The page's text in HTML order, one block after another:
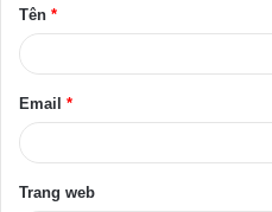
n
Tên *
Email *
Trang web